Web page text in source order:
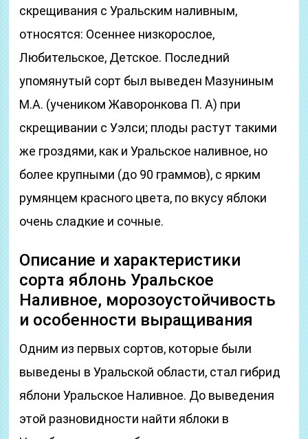
скрещивания с Уральским наливным,
относятся: Осеннее низкорослое,
Любительское, Детское. Последний
упомянутый сорт был выведен Мазуниным
М.А. (учеником Жаворонкова П. А) при
скрещивании с Уэлси; плоды растут такими
же гроздями, как и Уральское наливное, но
более крупными (до 90 граммов), с ярким
румянцем красного цвета, по вкусу яблоки
очень сладкие и сочные.
Описание и характеристики
сорта яблонь Уральское
Наливное, морозоустойчивость
и особенности выращивания
Одним из первых сортов, которые были
выведены в Уральской области, стал гибрид
яблони Уральское Наливное. До выведения
этой разновидности найти яблоки в